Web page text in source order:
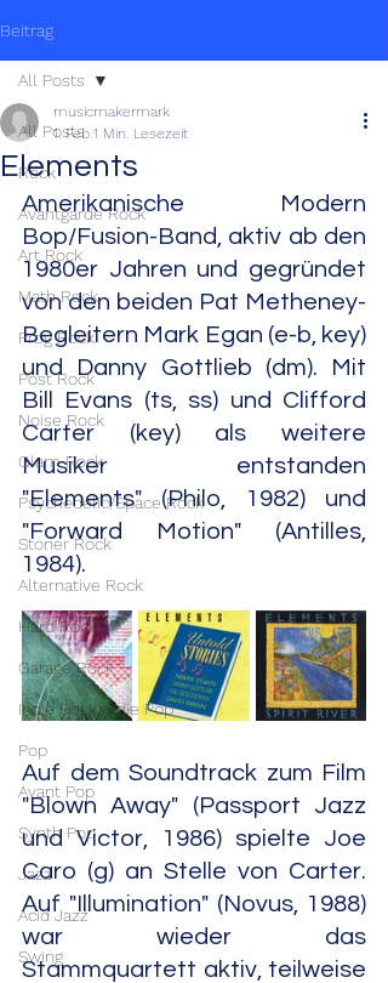
Beitrag
All Posts
Rock
Avantgarde Rock
Art Rock
Math Rock
Prog Rock
Post Rock
Noise Rock
Glam Rock
Psychedelic/Space Rock
Stoner Rock
Alternative Rock
Hard Rock
Garage Rock
Indie Rock/Indie Pop
Pop
Avant Pop
Synth Pop
Jazz
Acid Jazz
Swing
All Posts
Elements
musicmakermark
1. Feb.1 Min. Lesezeit
Amerikanische Modern
Bop/Fusion-Band, aktiv ab den
1980er Jahren und gegründet
von den beiden Pat Metheney-
Begleitern Mark Egan (e-b, key)
und Danny Gottlieb (dm). Mit
Bill Evans (ts, ss) und Clifford
Carter (key) als weitere
Musiker entstanden
"Elements" (Philo, 1982) und
"Forward Motion" (Antilles,
1984).
Auf dem Soundtrack zum Film
"Blown Away" (Passport Jazz
und Victor, 1986) spielte Joe
Caro (g) an Stelle von Carter.
Auf "Illumination" (Novus, 1988)
war wieder das
Stammquartett aktiv, teilweise